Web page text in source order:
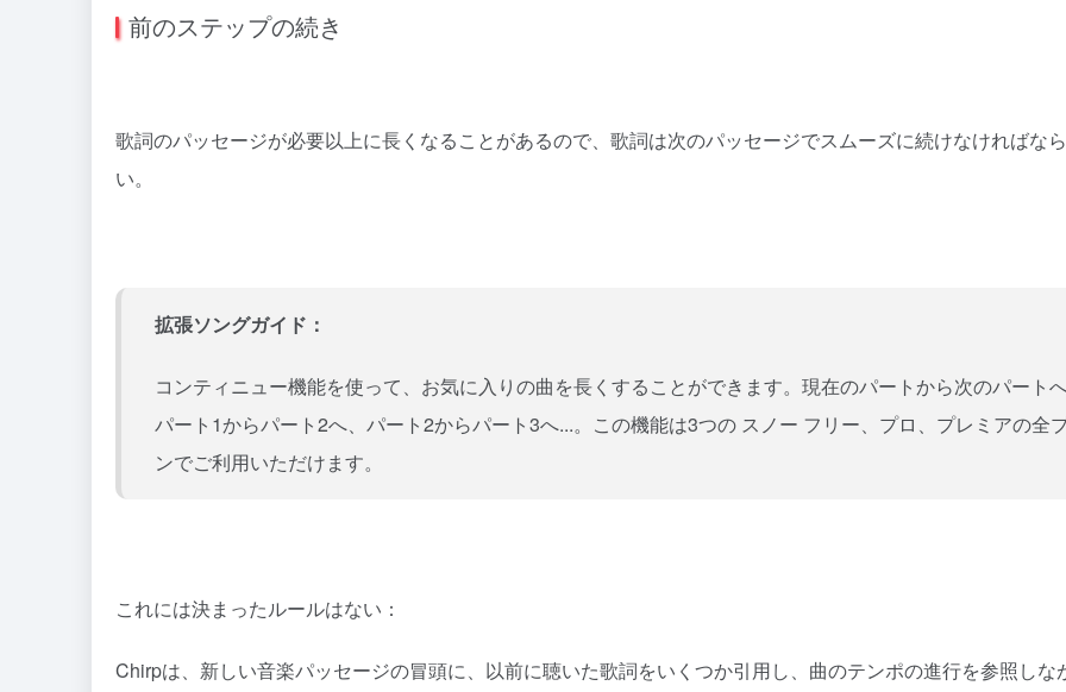
前のステップの続き
歌詞のパッセージが必要以上に長くなることがあるので、歌詞は次のパッセージでスムーズに続けなければな
い。
拡張ソングガイド：
コンティニュー機能を使って、お気に入りの曲を長くすることができます。現在のパートから次のパートへ
パート1からパート2へ、パート2からパート3へ...。この機能は3つの スノー フリー、プロ、プレミアの全
ンでご利用いただけます。
これには決まったルールはない：
Chirpは、新しい音楽パッセージの冒頭に、以前に聴いた歌詞をいくつか引用し、曲のテンポの進行を参照しな